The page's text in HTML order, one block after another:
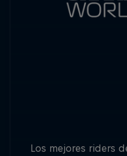
Los mejores riders